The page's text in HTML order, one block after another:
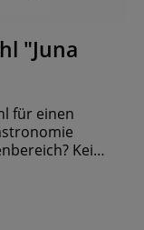
"Juna
für einen
Kein
Stuhl lässt
In